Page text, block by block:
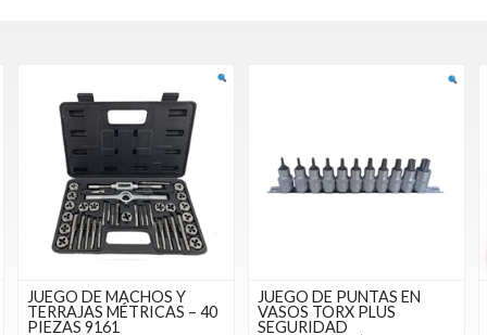
JUEGO DE MACHOS Y
TERRAJAS MÉTRICAS – 40
PIEZAS 9161
JUEGO DE PUNTAS EN
VASOS TORX PLUS
SEGURIDAD